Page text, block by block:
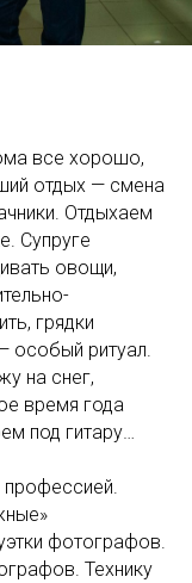
все хорошо,
отдых — смена
Отдыхаем
Супруге
овощи,
грядки
особый ритуал.
на снег,
время года
под гитару…
фотографов.
Технику